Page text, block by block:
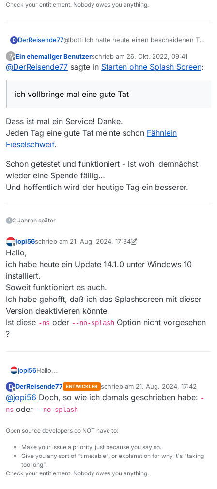
Check your entitlement. Nobody owes you anything.
D DerReisende77@botti Ich hatte heute einen bescheidenen Tag
Mit der nächsten nightly kannst Du mittels
oder--no-splashbeim Start den
Höre ich aber zukünftig irgendwelche
Beschwerden dass Du nicht mehr siehst was
formatiert :D
?
Offline
Ein ehemaliger Benutzerschrieb am 26. Okt. 2022, 09:41
zuletzt editiert von
@DerReisende77 sagte in Starten ohne Splash Screen:
ich vollbringe mal eine gute Tat
Dass ist mal ein Service! Danke.
Jeden Tag eine gute Tat meinte schon Fähnlein
Fieselschweif.
Schon getestet und funktioniert - ist wohl demnächst
wieder eine Spende fällig…
Und hoffentlich wird der heutige Tag ein besserer.
2 Jahren später
Offline
jopi56schrieb am 21. Aug. 2024, 17:34
zuletzt editiert von jopi56
Hallo,
ich habe heute ein Update 14.1.0 unter Windows 10
installiert.
Soweit funktioniert es auch.
Ich habe gehofft, daß ich das Splashscreen mit dieser
Version deaktivieren könnte.
Ist diese -ns oder --no-splash Option nicht vorgesehen
?
jopi56Hallo,
installiert.
Soweit funktioniert es auch.
Ich habe gehofft, daß ich das Splashscreen mit dieser
vorgesehen ?
D
Offline
DerReisende77 ENTWICKLER schrieb am 21. Aug. 2024, 17:42
zuletzt editiert von
@jopi56 Doch, so wie ich damals geschrieben habe: -
ns oder --no-splash
Open source developers do NOT have to:
Make your issue a priority, just because you say so.
Give you any sort of "timetable", or explanation for why it´s "taking
too long".
Check your entitlement. Nobody owes you anything.